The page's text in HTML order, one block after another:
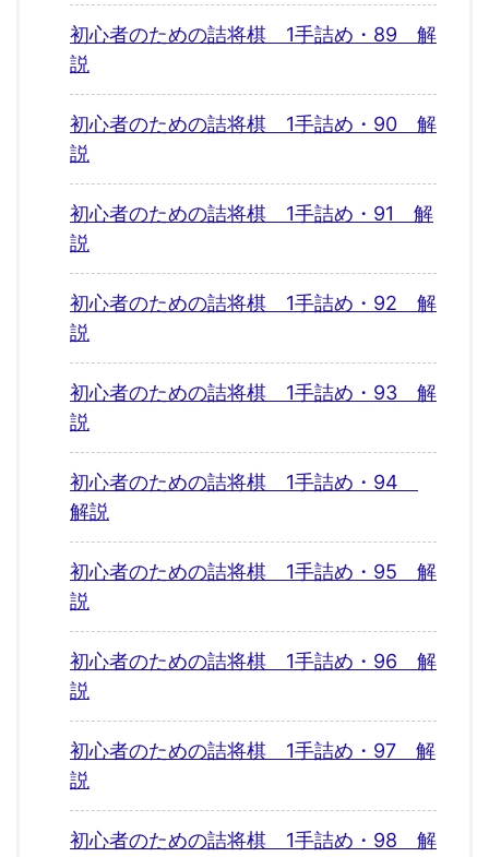
初心者のための詰将棋 1手詰め・89 解
説
初心者のための詰将棋 1手詰め・90 解
説
初心者のための詰将棋 1手詰め・91 解
説
初心者のための詰将棋 1手詰め・92 解
説
初心者のための詰将棋 1手詰め・93 解
説
初心者のための詰将棋 1手詰め・94
解説
初心者のための詰将棋 1手詰め・95 解
説
初心者のための詰将棋 1手詰め・96 解
説
初心者のための詰将棋 1手詰め・97 解
説
初心者のための詰将棋 1手詰め・98 解